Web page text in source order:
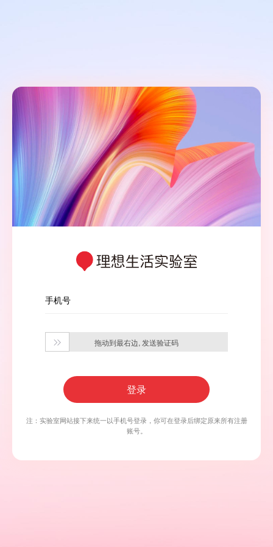
手机号
 拖动到最右边, 发送验证码
登录
注：实验室网站接下来统一以手机号登录，你可在登录后绑定原来所有注册
账号。